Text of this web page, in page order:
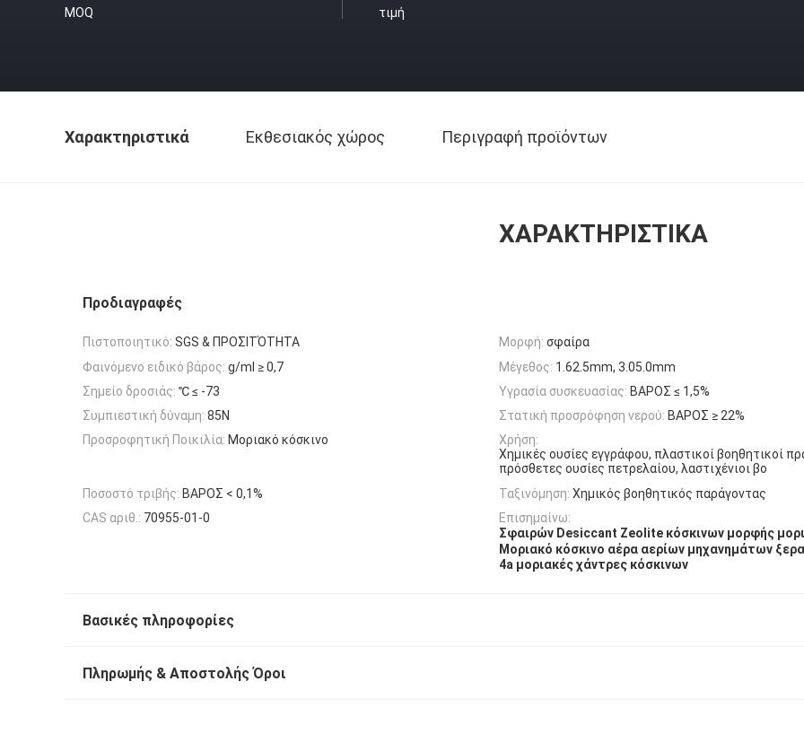
MOQ τιμή
Χαρακτηριστικά Εκθεσιακός χώρος Περιγραφή προϊόντων
ΧΑΡΑΚΤΗΡΙΣΤΙΚΆ
Προδιαγραφές
Πιστοποιητικό: SGS & ΠΡΟΣΙΤΌΤΗΤΑ Μορφή: σφαίρα
Φαινόμενο ειδικό βάρος: g/ml ≥ 0,7 Μέγεθος: 1.62.5mm, 3.05.0mm
Σημείο δροσιάς: ℃ ≤ -73 Υγρασία συσκευασίας: ΒΑΡΟΣ ≤ 1,5%
Συμπιεστική δύναμη: 85N Στατική προσρόφηση νερού: ΒΑΡΟΣ ≥ 22%
Προσροφητική Ποικιλία: Μοριακό κόσκινο
Χρήση:
Χημικές ουσίες εγγράφου, πλαστικοί βοηθητικοί
πρόσθετες ουσίες πετρελαίου, λαστιχένιοι βο
Ποσοστό τριβής: ΒΑΡΟΣ < 0,1% Ταξινόμηση: Χημικός βοηθητικός παράγοντας
CAS αριθ.: 70955-01-0
Επισημαίνω:
Σφαιρών Desiccant Zeolite κόσκινων μορφής
Μοριακό κόσκινο αέρα αερίων μηχανημάτων
4a μοριακές χάντρες κόσκινων
Βασικές πληροφορίες
Πληρωμής & Αποστολής Όροι